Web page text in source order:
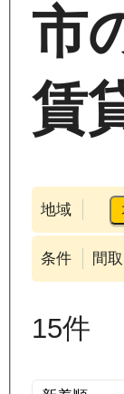
市
賃
地域
条件 間
15件